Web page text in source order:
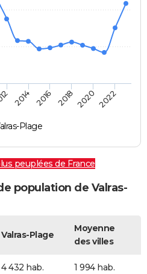
Plage
2014 2016 2018 2020 2022
peuplées de France
population de Valras-
Valras-Plage
Moyenne
des villes
4 432 hab. 1 994 hab.